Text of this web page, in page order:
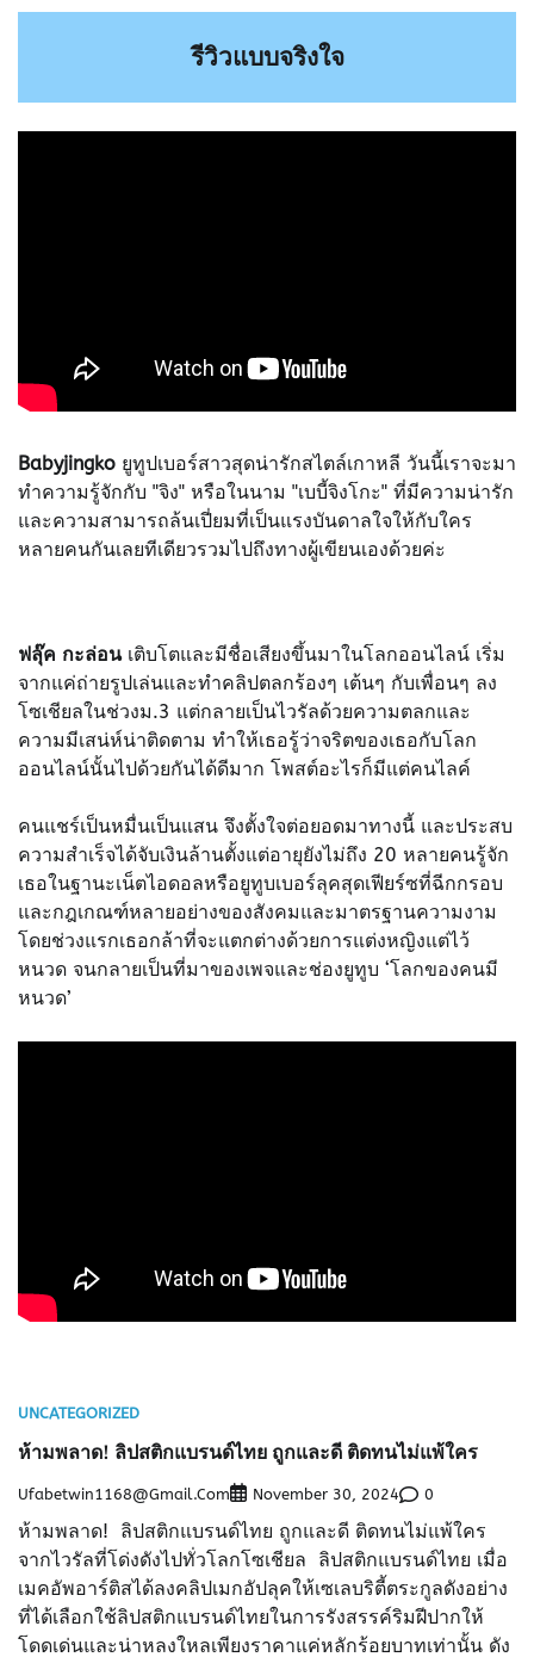
รีวิวแบบจริงใจ
Babyjingko ยูทูปเบอร์สาวสุดน่ารักสไตล์เกาหลี วันนี้เราจะมา
ทำความรู้จักกับ "จิง" หรือในนาม "เบบี้จิงโกะ" ที่มีความน่ารัก
และความสามารถล้นเปี่ยมที่เป็นแรงบันดาลใจให้กับใคร
หลายคนกันเลยทีเดียวรวมไปถึงทางผู้เขียนเองด้วยค่ะ
ฟลุ๊ค กะล่อนเติบโตและมีชื่อเสียงขึ้นมาในโลกออนไลน์ เริ่ม
จากแค่ถ่ายรูปเล่นและทำคลิปตลกร้องๆ เต้นๆ กับเพื่อนๆ ลง
โซเชียลในช่วงม.3 แต่กลายเป็นไวรัลด้วยความตลกและ
ความมีเสน่ห์น่าติดตาม ทำให้เธอรู้ว่าจริตของเธอกับโลก
ออนไลน์นั้นไปด้วยกันได้ดีมาก โพสต์อะไรก็มีแต่คนไลค์
คนแชร์เป็นหมื่นเป็นแสน จึงตั้งใจต่อยอดมาทางนี้ และประสบ
ความสำเร็จได้จับเงินล้านตั้งแต่อายุยังไม่ถึง 20 หลายคนรู้จัก
เธอในฐานะเน็ตไอดอลหรือยูทูบเบอร์ลุคสุดเฟียร์ซที่ฉีกกรอบ
และกฎเกณฑ์หลายอย่างของสังคมและมาตรฐานความงาม
โดยช่วงแรกเธอกล้าที่จะแตกต่างด้วยการแต่งหญิงแต่ไว้
หนวด จนกลายเป็นที่มาของเพจและช่องยูทูบ ‘โลกของคนมี
หนวด’
UNCATEGORIZED
ห้ามพลาด! ลิปสติกแบรนด์ไทย ถูกและดี ติดทนไม่แพ้ใคร
Ufabetwin1168@gmail.com November 30, 2024 0
ห้ามพลาด! ลิปสติกแบรนด์ไทย ถูกและดี ติดทนไม่แพ้ใคร
จากไวรัลที่โด่งดังไปทั่วโลกโซเชียล ลิปสติกแบรนด์ไทย เมื่อ
เมคอัพอาร์ติสได้ลงคลิปเมกอัปลุคให้เซเลบริตี้ตระกูลดังอย่าง
ที่ได้เลือกใช้ลิปสติกแบรนด์ไทยในการรังสรรค์ริมฝีปากให้
โดดเด่นและน่าหลงใหลเพียงราคาแค่หลักร้อยบาทเท่านั้น ดัง